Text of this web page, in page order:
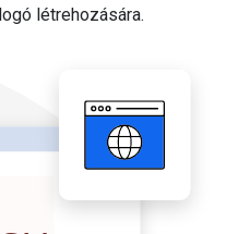
létrehozására.